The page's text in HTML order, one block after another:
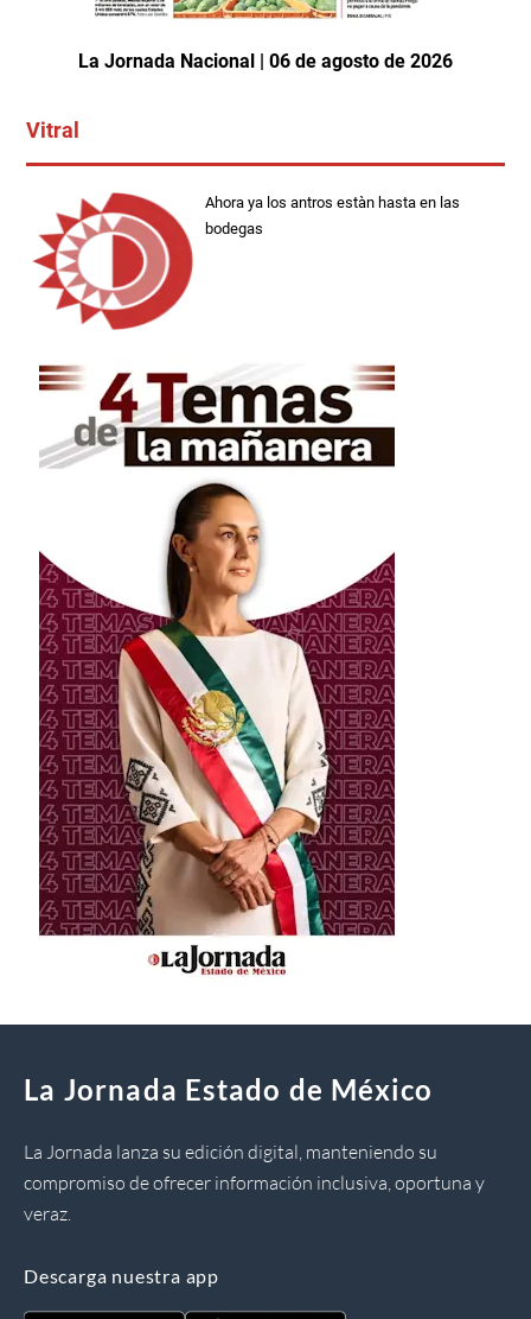
La Jornada Nacional | 06 de agosto de 2026
Vitral
Ahora ya los antros estàn hasta en las
bodegas
La Jornada Estado de México
La Jornada lanza su edición digital, manteniendo su
compromiso de ofrecer información inclusiva, oportuna y
veraz.
Descarga nuestra app